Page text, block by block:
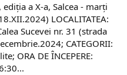
a X-a, Salcea - marți​
LOCALITATEA:
Sucevei nr. 31 (strada
CATEGORII:
ORA DE ÎNCEPERE: